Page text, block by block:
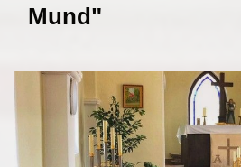
Mund"